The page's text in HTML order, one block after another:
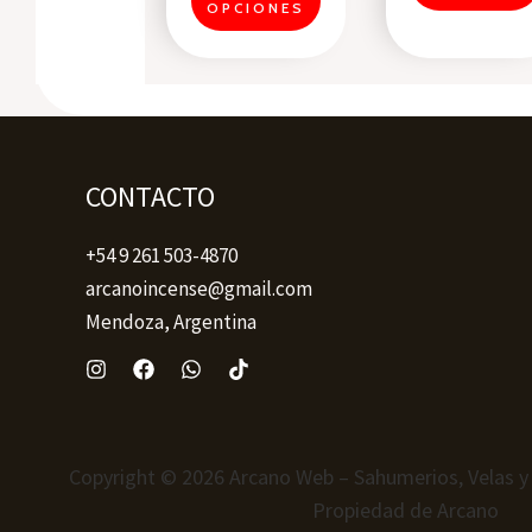
OPCIONES
the
product
CONTACTO
+54 9 261 503-4870
arcanoincense@gmail.com
Mendoza, Argentina
Copyright © 2026 Arcano Web – Sahumerios, Velas
Propiedad de Arcano